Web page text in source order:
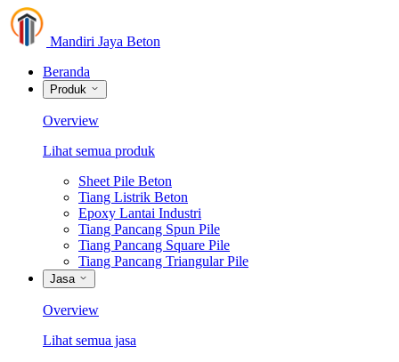
Mandiri Jaya Beton
Beranda
Produk
Overview
Lihat semua produk
Sheet Pile Beton
Tiang Listrik Beton
Epoxy Lantai Industri
Tiang Pancang Spun Pile
Tiang Pancang Square Pile
Tiang Pancang Triangular Pile
Jasa
Overview
Lihat semua jasa